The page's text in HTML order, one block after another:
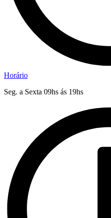
Horário
Seg. a Sexta 09hs ás 19hs